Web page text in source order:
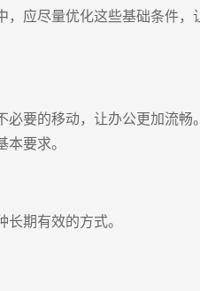
，应尽量优化这些基础条件，
必要的移动，让办公更加流畅
要求。
期有效的方式。